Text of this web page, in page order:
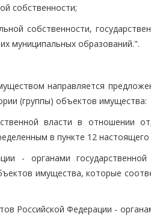
собственности;
собственности,
муниципальных образований.".
направляется
(группы) объектов имущества:
власти в отношении
в пункте 12 настоящего
- органами
имущества, которые
Российской Федерации -